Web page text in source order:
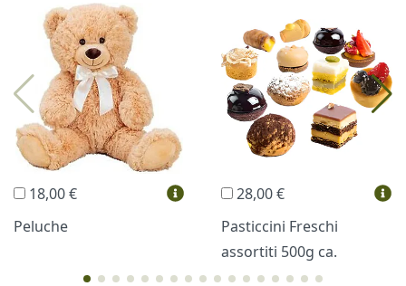
I più scelti
Profumi Collane Lussoni®
Trudi® THUN®
Regali Personalizzati
18,00 €
Peluche
28,00 €
Pasticcini Freschi
assortiti 500g ca.